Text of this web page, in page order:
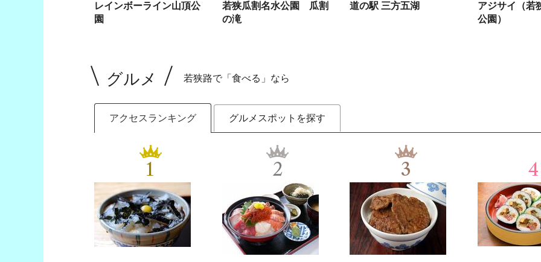
レインボーライン山頂公
園
若狭瓜割名水公園 瓜割
の滝
道の駅 三方五湖
アジサイ（若
公園）
グルメ 若狭路で「食べる」なら
アクセスランキング グルメスポットを探す
1 2 3 4